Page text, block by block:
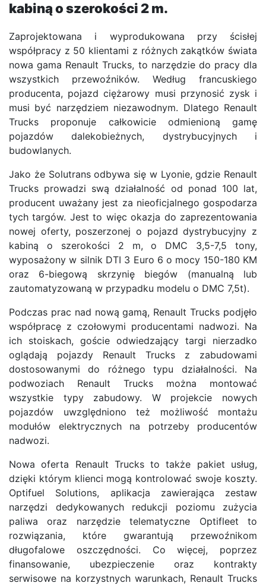
kabiną o szerokości 2 m.
Zaprojektowana i wyprodukowana przy ścisłej
współpracy z 50 klientami z różnych zakątków świata
nowa gama Renault Trucks, to narzędzie do pracy dla
wszystkich przewoźników. Według francuskiego
producenta, pojazd ciężarowy musi przynosić zysk i
musi być narzędziem niezawodnym. Dlatego Renault
Trucks proponuje całkowicie odmienioną gamę
pojazdów dalekobieżnych, dystrybucyjnych i
budowlanych.
Jako że Solutrans odbywa się w Lyonie, gdzie Renault
Trucks prowadzi swą działalność od ponad 100 lat,
producent uważany jest za nieoficjalnego gospodarza
tych targów. Jest to więc okazja do zaprezentowania
nowej oferty, poszerzonej o pojazd dystrybucyjny z
kabiną o szerokości 2 m, o DMC 3,5-7,5 tony,
wyposażony w silnik DTI 3 Euro 6 o mocy 150-180 KM
oraz 6-biegową skrzynię biegów (manualną lub
zautomatyzowaną w przypadku modelu o DMC 7,5t).
Podczas prac nad nową gamą, Renault Trucks podjęło
współpracę z czołowymi producentami nadwozi. Na
ich stoiskach, goście odwiedzający targi nierzadko
oglądają pojazdy Renault Trucks z zabudowami
dostosowanymi do różnego typu działalności. Na
podwoziach Renault Trucks można montować
wszystkie typy zabudowy. W projekcie nowych
pojazdów uwzględniono też możliwość montażu
modułów elektrycznych na potrzeby producentów
nadwozi.
Nowa oferta Renault Trucks to także pakiet usług,
dzięki którym klienci mogą kontrolować swoje koszty.
Optifuel Solutions, aplikacja zawierająca zestaw
narzędzi dedykowanych redukcji poziomu zużycia
paliwa oraz narzędzie telematyczne Optifleet to
rozwiązania, które gwarantują przewoźnikom
długofalowe oszczędności. Co więcej, poprzez
finansowanie, ubezpieczenie oraz kontrakty
serwisowe na korzystnych warunkach, Renault Trucks